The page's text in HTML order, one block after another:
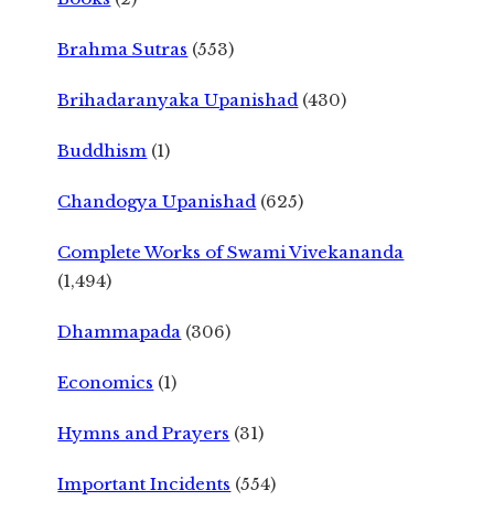
Brahma Sutras (553)
Brihadaranyaka Upanishad (430)
Buddhism (1)
Chandogya Upanishad (625)
Complete Works of Swami Vivekananda
(1,494)
Dhammapada (306)
Economics (1)
Hymns and Prayers (31)
Important Incidents (554)